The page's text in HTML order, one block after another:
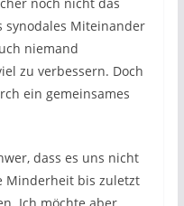
Miteinander
niemand
zu verbessern. Doch
ein gemeinsames
dass es uns nicht
Minderheit bis zuletzt